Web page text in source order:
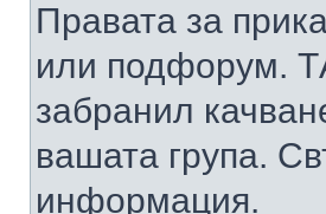
Правата за
или подфорум.
забранил
вашата група.
информация.